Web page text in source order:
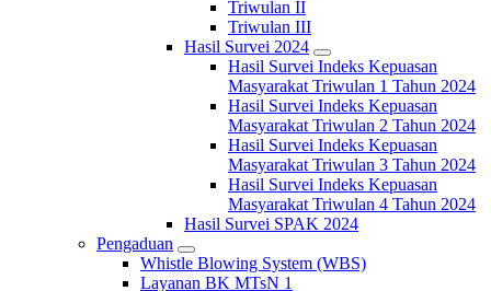
Triwulan II
Triwulan III
Hasil Survei 2024
Hasil Survei Indeks Kepuasan
Masyarakat Triwulan 1 Tahun 2024
Hasil Survei Indeks Kepuasan
Masyarakat Triwulan 2 Tahun 2024
Hasil Survei Indeks Kepuasan
Masyarakat Triwulan 3 Tahun 2024
Hasil Survei Indeks Kepuasan
Masyarakat Triwulan 4 Tahun 2024
Hasil Survei SPAK 2024
Pengaduan
Whistle Blowing System (WBS)
Layanan BK MTsN 1